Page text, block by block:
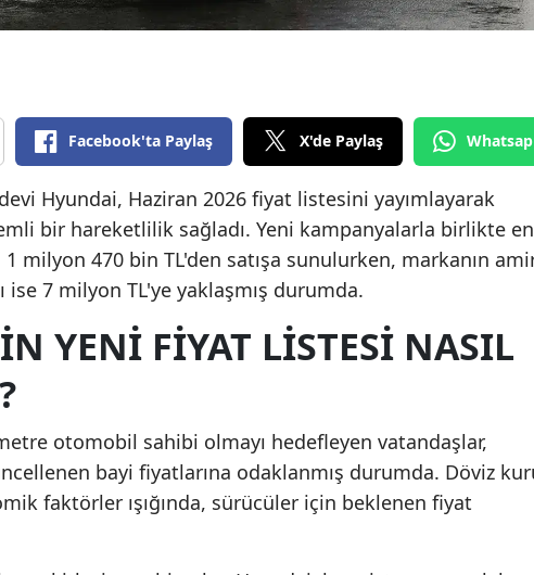
Diyarbakır
Elazığ
Erzincan
Erzurum
Eskişehir
Gaziantep
Giresun
Hatay
Isparta
Facebook'ta Paylaş X'de Paylaş
Hyundai, Haziran 2026 fiyat listesini yayımlayarak
bir hareketlilik sağladı. Yeni kampanyalarla birlikte en
milyon 470 bin TL'den satışa sunulurken, markanın
ise 7 milyon TL'ye yaklaşmış durumda.
YENI FIYAT LISTESI NASIL
otomobil sahibi olmayı hedefleyen vatandaşlar,
bayi fiyatlarına odaklanmış durumda. Döviz
faktörler ışığında, sürücüler için beklenen fiyat